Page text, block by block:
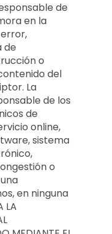
de
en la
de
o
del
La
de los
de
online,
sistema
o
en ninguna
LA